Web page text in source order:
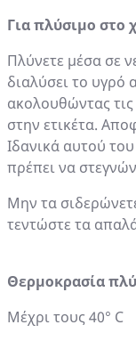
Για πλύσιμο στο
Πλύνετε μέσα σε
διαλύσει το υγρό
ακολουθώντας
στην ετικέτα.
Ιδανικά αυτού
πρέπει να
Μην τα
τεντώστε τα
Θερμοκρασία
Μέχρι τους 40° C